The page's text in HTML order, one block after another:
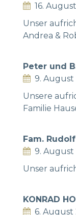
16.
Unser
Andrea &
Peter und
9. August
Unsere
Familie
Fam.
9. August
Unser
KONRAD
6. August